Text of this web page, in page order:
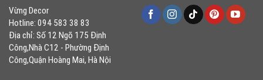
Vừng Decor
Hotline: 094 583 38 83
Địa chỉ: Số 12 Ngõ 175 Định
Công,Nhà C12 - Phường Định
Công,Quận Hoàng Mai, Hà Nội